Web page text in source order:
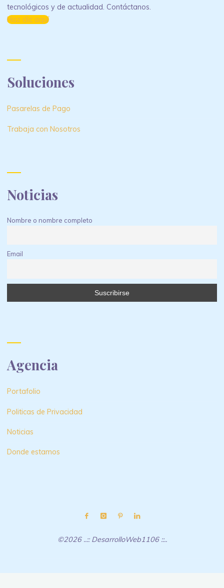
tecnológicos y de actualidad. Contáctanos.
Haz clic aquí
Soluciones
Pasarelas de Pago
Trabaja con Nosotros
Noticias
Nombre o nombre completo
Email
Agencia
Portafolio
Politicas de Privacidad
Noticias
Donde estamos
©2026 ..:: DesarrolloWeb1106 ::..